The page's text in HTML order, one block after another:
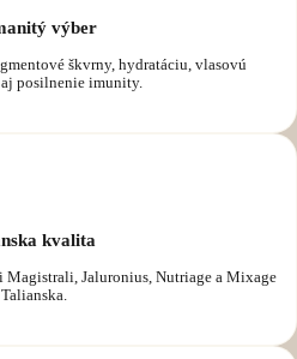
výber
škvrny, hydratáciu, vlasovú
posilnenie imunity.
kvalita
Magistrali, Jaluronius, Nutriage a Mixage